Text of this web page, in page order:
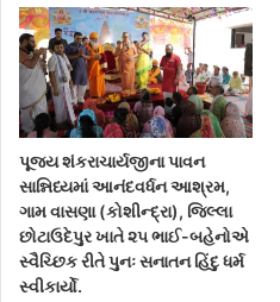
પૂજ્ય શંકરાચાર્યજીના પાવન
સાન્નિધ્યમાં આનંદવર્ધન આશ્રમ,
ગામ વાસણા (કોશીન્દ્રા), જિલ્લા
છોટાઉદેપુર ખાતે ૨૫ ભાઈ-બહેનોએ
સ્વૈચ્છિક રીતે પુનઃ સનાતન હિંદુ ધર્મ
સ્વીકાર્યો.